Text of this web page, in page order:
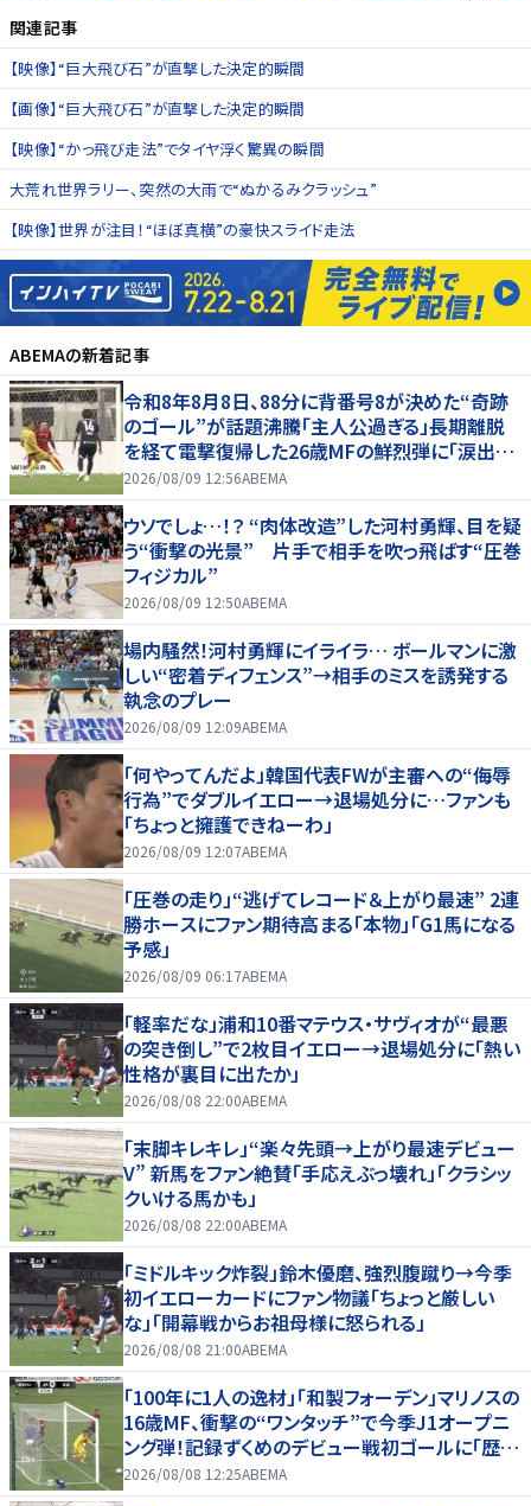
関連記事
【映像】“巨大飛び石”が直撃した決定的瞬間
【画像】“巨大飛び石”が直撃した決定的瞬間
【映像】“かっ飛び走法”でタイヤ浮く驚異の瞬間
大荒れ世界ラリー、突然の大雨で“ぬかるみクラッシュ”
【映像】世界が注目！“ほぼ真横”の豪快スライド走法
ABEMAの新着記事
令和8年8月8日、88分に背番号8が決めた“奇跡
のゴール”が話題沸騰「主人公過ぎる」長期離脱
を経て電撃復帰した26歳MFの鮮烈弾に「涙出て
きた」
2026/08/09 12:56ABEMA
ウソでしょ…！？ “肉体改造”した河村勇輝、目を疑
う“衝撃の光景” 片手で相手を吹っ飛ばす“圧巻
フィジカル”
2026/08/09 12:50ABEMA
場内騒然！河村勇輝にイライラ… ボールマンに激
しい“密着ディフェンス”→相手のミスを誘発する
執念のプレー
2026/08/09 12:09ABEMA
「何やってんだよ」韓国代表FWが主審への“侮辱
行為”でダブルイエロー→退場処分に…ファンも
「ちょっと擁護できねーわ」
2026/08/09 12:07ABEMA
「圧巻の走り」“逃げてレコード＆上がり最速” 2連
勝ホースにファン期待高まる「本物」「G1馬になる
予感」
2026/08/09 06:17ABEMA
「軽率だな」浦和10番マテウス・サヴィオが“最悪
の突き倒し”で2枚目イエロー→退場処分に「熱い
性格が裏目に出たか」
2026/08/08 22:00ABEMA
「末脚キレキレ」“楽々先頭→上がり最速デビュー
V” 新馬をファン絶賛「手応えぶっ壊れ」「クラシッ
クいける馬かも」
2026/08/08 22:00ABEMA
「ミドルキック炸裂」鈴木優磨、強烈腹蹴り→今季
初イエローカードにファン物議「ちょっと厳しい
な」「開幕戦からお祖母様に怒られる」
2026/08/08 21:00ABEMA
「100年に1人の逸材」「和製フォーデン」マリノスの
16歳MF、衝撃の“ワンタッチ”で今季J1オープニ
ング弾！記録ずくめのデビュー戦初ゴールに「歴史
を作りよった」
2026/08/08 12:25ABEMA